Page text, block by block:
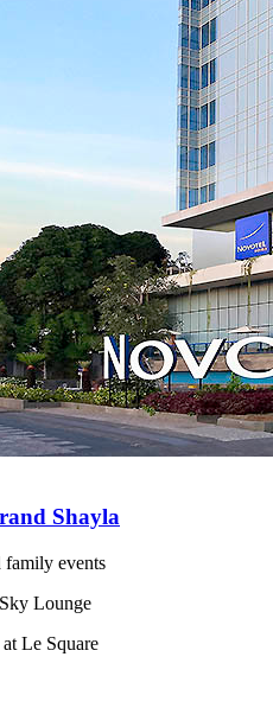
Shayla
family events
Lounge
Le Square